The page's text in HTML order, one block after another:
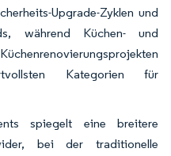
Upgrade-Zyklen und
während Küchen- und
Kategorien für
spiegelt eine breitere
bei der traditionelle